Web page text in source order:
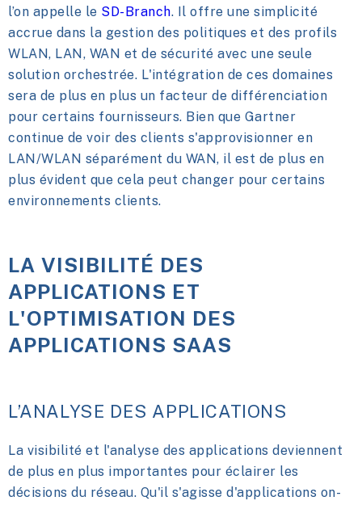
l’on appelle le SD-Branch. Il offre une simplicité
accrue dans la gestion des politiques et des profils
WLAN, LAN, WAN et de sécurité avec une seule
solution orchestrée. L'intégration de ces domaines
sera de plus en plus un facteur de différenciation
pour certains fournisseurs. Bien que Gartner
continue de voir des clients s'approvisionner en
LAN/WLAN séparément du WAN, il est de plus en
plus évident que cela peut changer pour certains
environnements clients.
LA VISIBILITÉ DES
APPLICATIONS ET
L'OPTIMISATION DES
APPLICATIONS SAAS
L’ANALYSE DES APPLICATIONS
La visibilité et l'analyse des applications deviennent
de plus en plus importantes pour éclairer les
décisions du réseau. Qu'il s'agisse d'applications on-